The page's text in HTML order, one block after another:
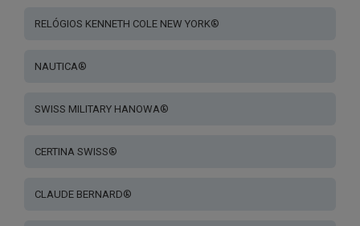
RELÓGIOS KENNETH COLE NEW YORK®
NAUTICA®
SWISS MILITARY HANOWA®
CERTINA SWISS®
CLAUDE BERNARD®